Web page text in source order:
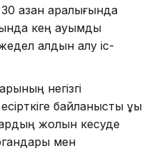
қазан аралығында
кең ауқымды
алдын алу іс-
негізгі
байланысты құқық
жолын кесуде
мен